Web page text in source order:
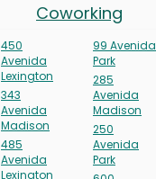
Coworking
450
Avenida
Lexington
343
Avenida
Madison
485
Avenida
Lexington
99 Avenida
Park
285
Avenida
Madison
250
Avenida
Park